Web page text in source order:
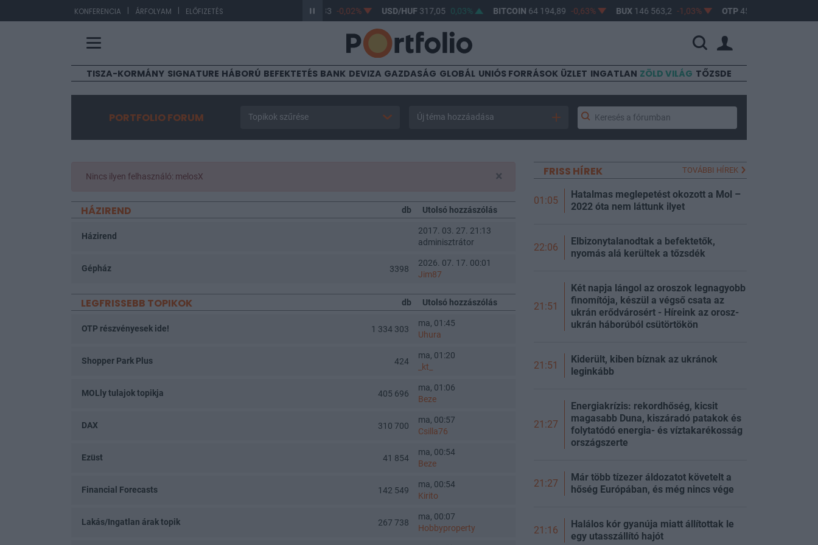
KONFERENCIA | ÁRFOLYAM | ELŐFIZETÉS 365,33 -0,02% USD/HUF 317,05 0,03% BITCOIN 64 194,89 -0,63% BUX146 563,2 -1,03% OTP45 900
TISZA-KORMÁNY SIGNATURE HÁBORÚ BEFEKTETÉS BANK DEVIZA GAZDASÁG GLOBÁL UNIÓS FORRÁSOK ÜZLET INGATLAN ZÖLD VILÁG TŐZSDE
PORTFOLIO FORUM Topikok szűrése Új téma hozzáadása
×
Nincs ilyen felhasználó: melosX
HÁZIREND db Utolsó hozzászólás
Házirend
2017. 03. 27. 21:13
adminisztrátor
Gépház 3398
2026. 07. 17. 00:01
Jim87
LEGFRISSEBB TOPIKOK db Utolsó hozzászólás
OTP részvényesek ide! 1 334 303
ma, 01:45
Uhura
Shopper Park Plus 424
ma, 01:20
_kt_
MOLly tulajok topikja 405 696
ma, 01:06
Beze
DAX 310 700
ma, 00:57
Csilla76
Ezüst 41 854
ma, 00:54
Beze
Financial Forecasts 142 549
ma, 00:54
Kirito
Lakás/Ingatlan árak topik 267 738
ma, 00:07
Hobbyproperty
FRISS HÍREK TOVÁBBI HÍREK
01:05
Hatalmas meglepetést okozott a Mol –
2022 óta nem láttunk ilyet
22:06
Elbizonytalanodtak a befektetők,
nyomás alá kerültek a tőzsdék
21:51
Két napja lángol az oroszok legnagyobb
finomítója, készül a végső csata az
ukrán erődvárosért - Híreink az orosz-
ukrán háborúból csütörtökön
21:51
Kiderült, kiben bíznak az ukránok
leginkább
21:27
Energiakrízis: rekordhőség, kicsit
magasabb Duna, kiszáradó patakok és
folytatódó energia- és víztakarékosság
országszerte
21:27
Már több tízezer áldozatot követelt a
hőség Európában, és még nincs vége
21:16
Halálos kór gyanúja miatt állítottak le
egy utasszállító hajót